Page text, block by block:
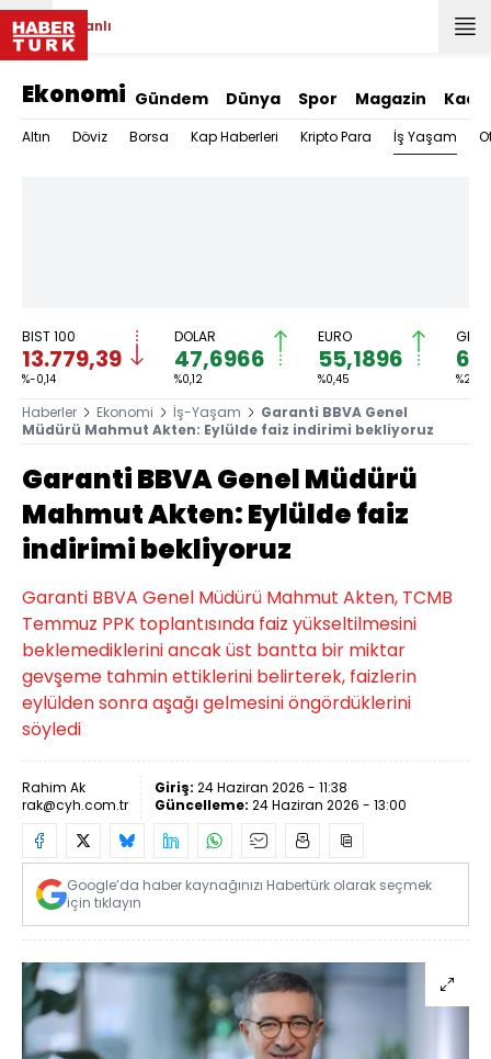
Canlı
Ekonomi Gündem Dünya Spor Magazin
Altın Döviz Borsa Kap Haberleri Kripto Para İş Yaşam
BIST 100
13.779,39
%-0,14
DOLAR
47,6966
%0,12
EURO
55,1896
%0,45 %2,59
Haberler Ekonomi İş-Yaşam
Garanti BBVA Genel
Müdürü Mahmut Akten: Eylülde faiz indirimi bekliyoruz
Garanti BBVA Genel Müdürü
Mahmut Akten: Eylülde faiz
indirimi bekliyoruz
Garanti BBVA Genel Müdürü Mahmut Akten, TCMB
Temmuz PPK toplantısında faiz yükseltilmesini
beklemediklerini ancak üst bantta bir miktar
gevşeme tahmin ettiklerini belirterek, faizlerin
eylülden sonra aşağı gelmesini öngördüklerini
söyledi
Rahim Ak
rak@cyh.com.tr
Giriş: 24 Haziran 2026 - 11:38
Güncelleme: 24 Haziran 2026 - 13:00
Google’da haber kaynağınızı Habertürk olarak seçmek
için tıklayın